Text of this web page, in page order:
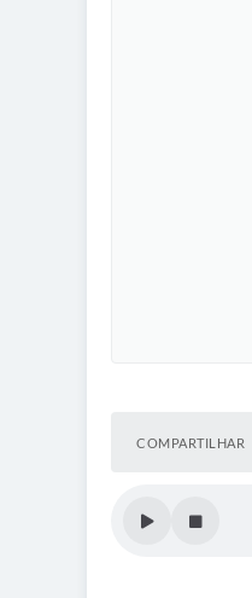
COMPARTILHAR